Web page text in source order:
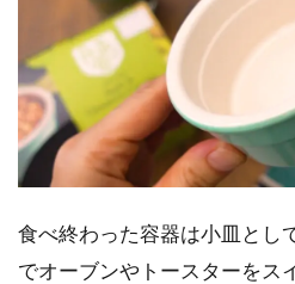
食べ終わった容器は小皿とし
でオーブンやトースターをス